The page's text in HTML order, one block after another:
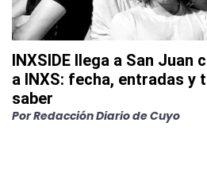
INXSIDE llega a San Juan
a INXS: fecha, entradas y
saber
PorRedacción Diario de Cuyo